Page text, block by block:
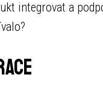
integrovat a